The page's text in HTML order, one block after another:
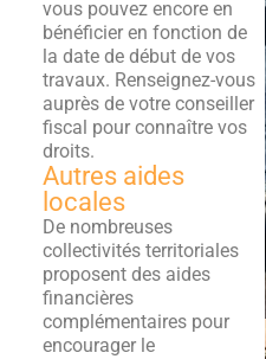
vous pouvez encore en
bénéficier en fonction de
la date de début de vos
travaux. Renseignez-vous
auprès de votre conseiller
fiscal pour connaître vos
droits.
Autres aides
locales
De nombreuses
collectivités territoriales
proposent des aides
financières
complémentaires pour
encourager le